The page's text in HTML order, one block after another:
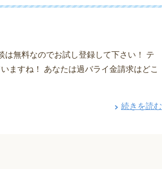
無料なのでお試し登録して下さい！ テ
ますね！ あなたは過バライ金請求はどこ
続きを読む